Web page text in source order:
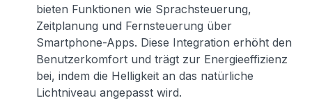
bieten Funktionen wie Sprachsteuerung,
Zeitplanung und Fernsteuerung über
Smartphone-Apps. Diese Integration erhöht den
Benutzerkomfort und trägt zur Energieeffizienz
bei, indem die Helligkeit an das natürliche
Lichtniveau angepasst wird.